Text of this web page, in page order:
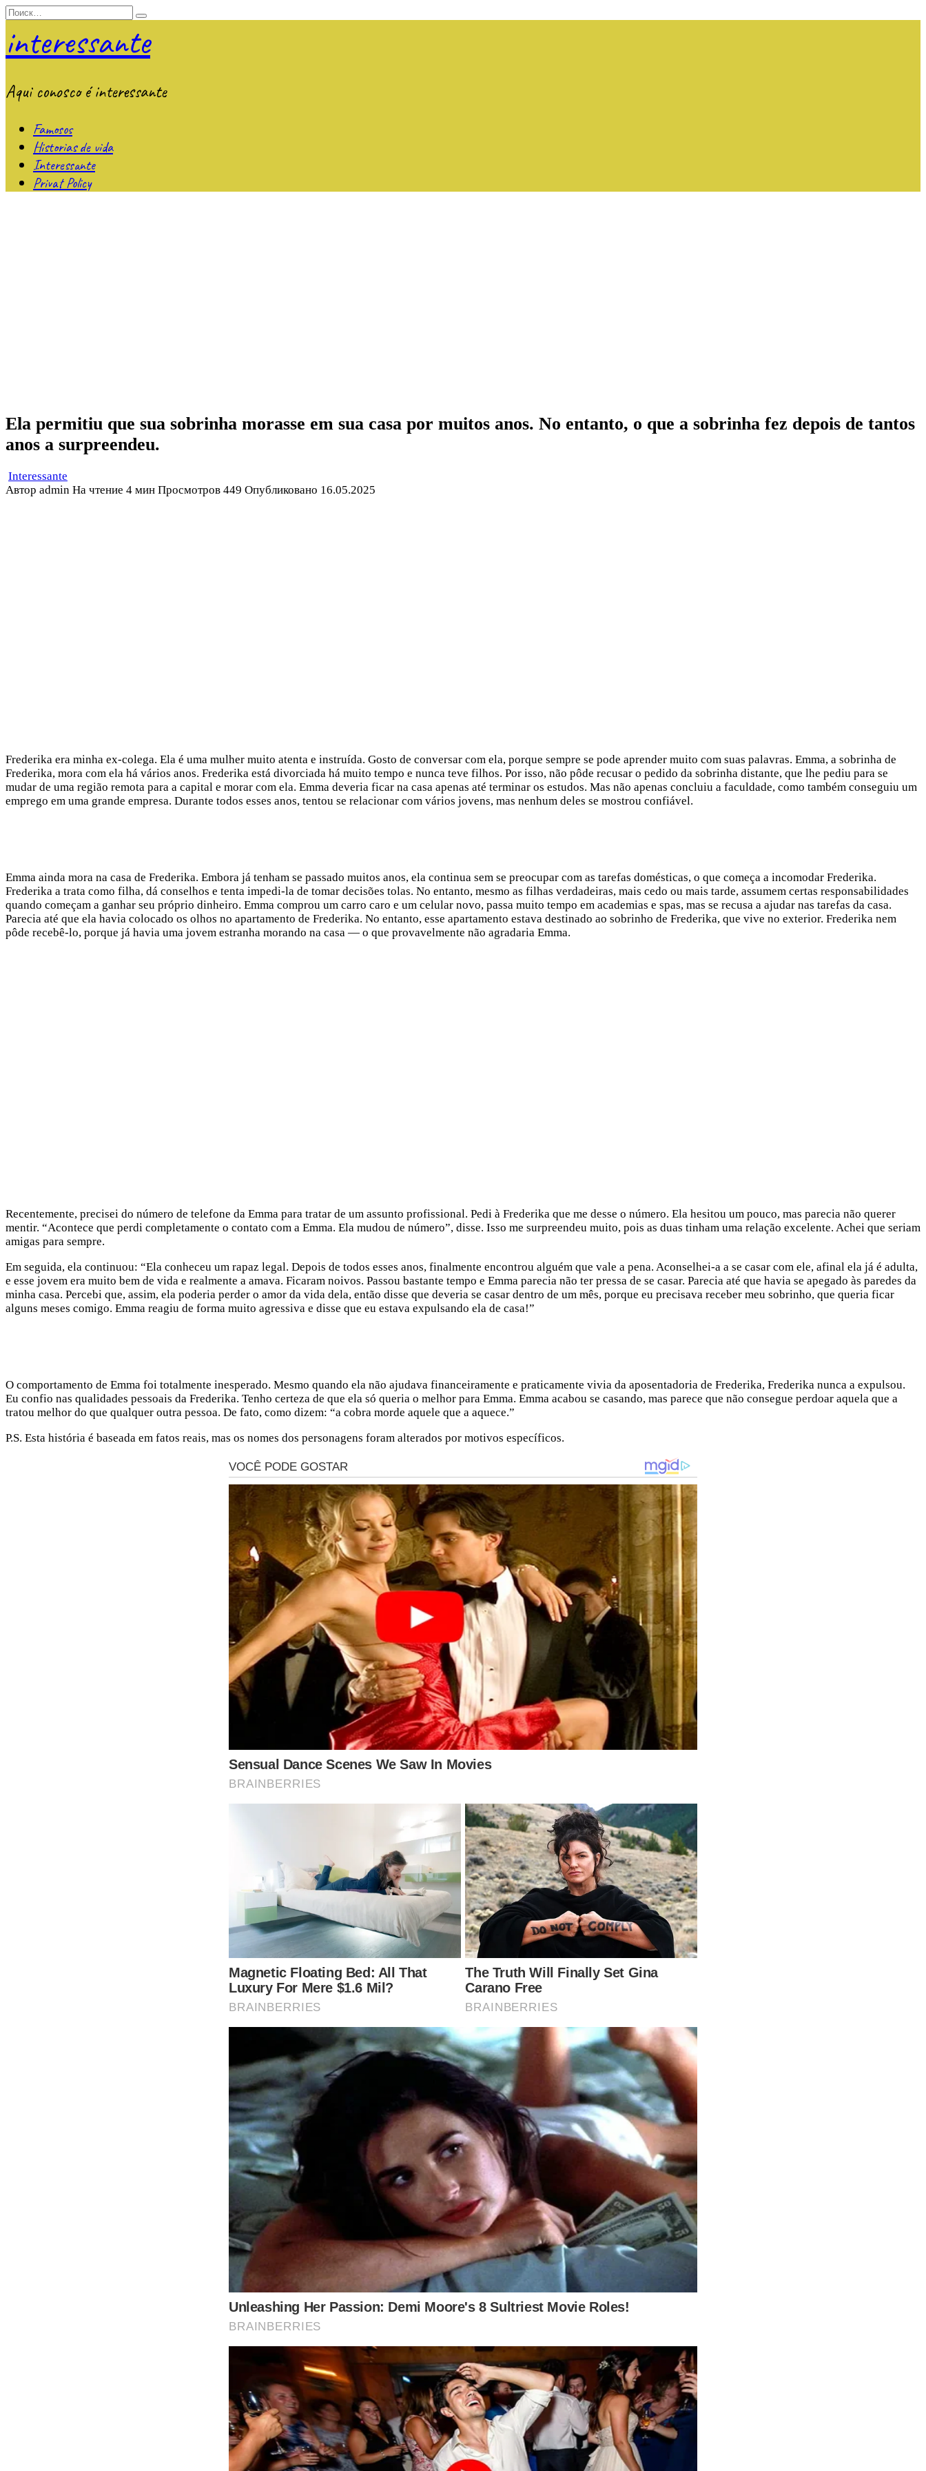
Перейти
содержанию
Search
interessante
Aqui conosco é interessante
Famosos
Historias de vida
Interessante
Privat Policy
Ela permitiu que sua sobrinha morasse em sua casa por muitos anos. No entanto, o que a sobrinha fez depois de tantos
anos a surpreendeu.
Interessante
Автор admin На чтение 4 мин Просмотров 449 Опубликовано 16.05.2025
Frederika era minha ex-colega. Ela é uma mulher muito atenta e instruída. Gosto de conversar com ela, porque sempre se pode aprender muito com suas palavras. Emma, a sobrinha de
Frederika, mora com ela há vários anos. Frederika está divorciada há muito tempo e nunca teve filhos. Por isso, não pôde recusar o pedido da sobrinha distante, que lhe pediu para se
mudar de uma região remota para a capital e morar com ela. Emma deveria ficar na casa apenas até terminar os estudos. Mas não apenas concluiu a faculdade, como também conseguiu um
emprego em uma grande empresa. Durante todos esses anos, tentou se relacionar com vários jovens, mas nenhum deles se mostrou confiável.
Emma ainda mora na casa de Frederika. Embora já tenham se passado muitos anos, ela continua sem se preocupar com as tarefas domésticas, o que começa a incomodar Frederika.
Frederika a trata como filha, dá conselhos e tenta impedi-la de tomar decisões tolas. No entanto, mesmo as filhas verdadeiras, mais cedo ou mais tarde, assumem certas responsabilidades
quando começam a ganhar seu próprio dinheiro. Emma comprou um carro caro e um celular novo, passa muito tempo em academias e spas, mas se recusa a ajudar nas tarefas da casa.
Parecia até que ela havia colocado os olhos no apartamento de Frederika. No entanto, esse apartamento estava destinado ao sobrinho de Frederika, que vive no exterior. Frederika nem
pôde recebê-lo, porque já havia uma jovem estranha morando na casa — o que provavelmente não agradaria Emma.
Recentemente, precisei do número de telefone da Emma para tratar de um assunto profissional. Pedi à Frederika que me desse o número. Ela hesitou um pouco, mas parecia não querer
mentir. “Acontece que perdi completamente o contato com a Emma. Ela mudou de número”, disse. Isso me surpreendeu muito, pois as duas tinham uma relação excelente. Achei que seriam
amigas para sempre.
Em seguida, ela continuou: “Ela conheceu um rapaz legal. Depois de todos esses anos, finalmente encontrou alguém que vale a pena. Aconselhei-a a se casar com ele, afinal ela já é adulta,
e esse jovem era muito bem de vida e realmente a amava. Ficaram noivos. Passou bastante tempo e Emma parecia não ter pressa de se casar. Parecia até que havia se apegado às paredes da
minha casa. Percebi que, assim, ela poderia perder o amor da vida dela, então disse que deveria se casar dentro de um mês, porque eu precisava receber meu sobrinho, que queria ficar
alguns meses comigo. Emma reagiu de forma muito agressiva e disse que eu estava expulsando ela de casa!”
O comportamento de Emma foi totalmente inesperado. Mesmo quando ela não ajudava financeiramente e praticamente vivia da aposentadoria de Frederika, Frederika nunca a expulsou.
Eu confio nas qualidades pessoais da Frederika. Tenho certeza de que ela só queria o melhor para Emma. Emma acabou se casando, mas parece que não consegue perdoar aquela que a
tratou melhor do que qualquer outra pessoa. De fato, como dizem: “a cobra morde aquele que a aquece.”
P.S. Esta história é baseada em fatos reais, mas os nomes dos personagens foram alterados por motivos específicos.